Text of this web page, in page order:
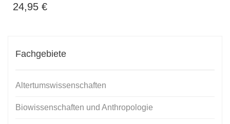
24,95 €
Fachgebiete
Altertumswissenschaften
Biowissenschaften und Anthropologie